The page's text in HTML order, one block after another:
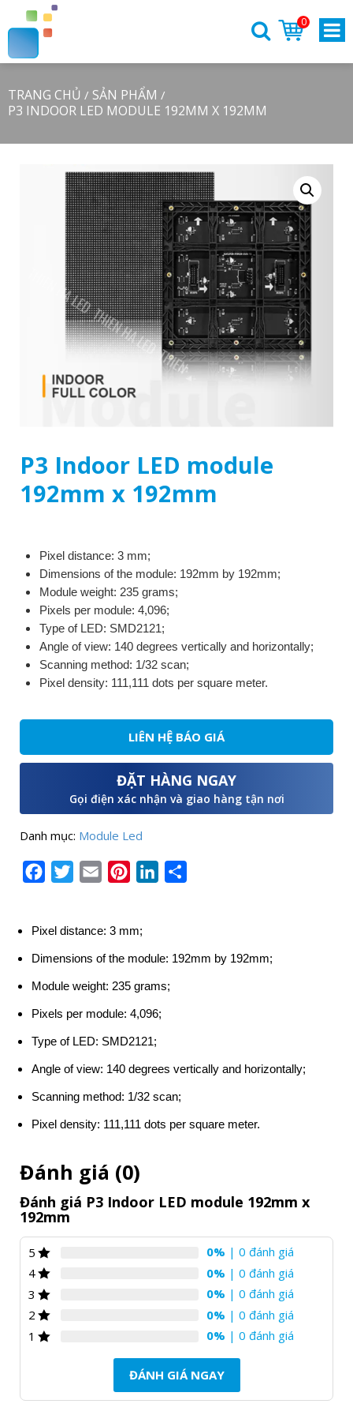
0
TRANG CHỦ / SẢN PHẨM /
P3 INDOOR LED MODULE 192MM X 192MM
P3 Indoor LED module
192mm x 192mm
Pixel distance: 3 mm;
Dimensions of the module: 192mm by 192mm;
Module weight: 235 grams;
Pixels per module: 4,096;
Type of LED: SMD2121;
Angle of view: 140 degrees vertically and horizontally;
Scanning method: 1/32 scan;
Pixel density: 111,111 dots per square meter.
LIÊN HỆ BÁO GIÁ
ĐẶT HÀNG NGAY
Gọi điện xác nhận và giao hàng tận nơi
Danh mục: Module Led
FacebookTwitterEmail PinterestLinkedIn
Pixel distance: 3 mm;
Dimensions of the module: 192mm by 192mm;
Module weight: 235 grams;
Pixels per module: 4,096;
Type of LED: SMD2121;
Angle of view: 140 degrees vertically and horizontally;
Scanning method: 1/32 scan;
Pixel density: 111,111 dots per square meter.
Đánh giá (0)
Đánh giá P3 Indoor LED module 192mm x
192mm
5 0% | 0 đánh giá
4
0% | 0 đánh giá
3
0% | 0 đánh giá
2
0% | 0 đánh giá
1
0% | 0 đánh giá
ĐÁNH GIÁ NGAY